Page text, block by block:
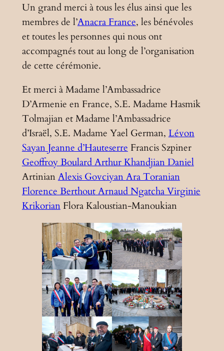
Un grand merci à tous les élus ainsi que les
membres de l’Anacra France, les bénévoles
et toutes les personnes qui nous ont
accompagnés tout au long de l’organisation
de cette cérémonie.
Et merci à Madame l’Ambassadrice
D’Armenie en France, S.E. Madame Hasmik
Tolmajian et Madame l’Ambassadrice
d’Israël, S.E. Madame Yael German, Lévon
SayanJeanne d’Hauteserre Francis Szpiner
Geoffroy BoulardArthur KhandjianDaniel
ArtinianAlexis GovciyanAra Toranian
Florence BerthoutArnaud NgatchaVirginie
KrikorianFlora Kaloustian-Manoukian